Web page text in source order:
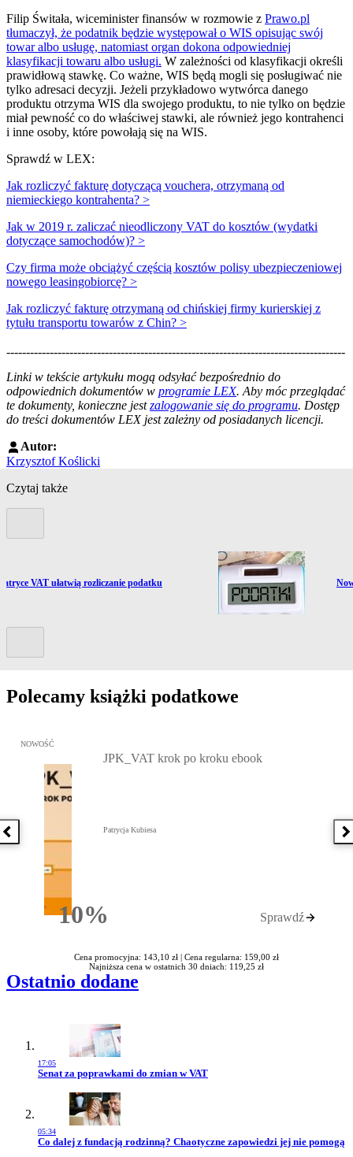
Filip Świtała, wiceminister finansów w rozmowie z Prawo.pl
tłumaczył, że podatnik będzie występował o WIS opisując swój
towar albo usługę, natomiast organ dokona odpowiedniej
klasyfikacji towaru albo usługi. W zależności od klasyfikacji określi
prawidłową stawkę. Co ważne, WIS będą mogli się posługiwać nie
tylko adresaci decyzji. Jeżeli przykładowo wytwórca danego
produktu otrzyma WIS dla swojego produktu, to nie tylko on będzie
miał pewność co do właściwej stawki, ale również jego kontrahenci
i inne osoby, które powołają się na WIS.
Sprawdź w LEX:
Jak rozliczyć fakturę dotyczącą vouchera, otrzymaną od
niemieckiego kontrahenta? >
Jak w 2019 r. zaliczać nieodliczony VAT do kosztów (wydatki
dotyczące samochodów)? >
Czy firma może obciążyć częścią kosztów polisy ubezpieczeniowej
nowego leasingobiorcę? >
Jak rozliczyć fakturę otrzymaną od chińskiej firmy kurierskiej z
tytułu transportu towarów z Chin? >
--------------------------------------------------------------------------------------
Linki w tekście artykułu mogą odsyłać bezpośrednio do
odpowiednich dokumentów w programie LEX. Aby móc przeglądać
te dokumenty, konieczne jestzalogowanie się do programu. Dostęp
do treści dokumentów LEX jest zależny od posiadanych licencji.
Autor:
Krzysztof Koślicki
Czytaj także
do artykułu:
VAT ułatwią rozliczanie podatku
Polecamy książki podatkowe
Poprzednia książka
Przejdź do: JPK_VAT krok po kroku ebook, Patrycja Kubiesa -
NOWOŚĆ
10%Rabatu
JPK_VAT krok po kroku ebook
Patrycja Kubiesa
Sprawdź
Cena promocyjna: 143,10 zł | Cena regularna: 159,00 zł
Najniższa cena w ostatnich 30 dniach: 119,25 zł
Ostatnio dodane
17:05
Przejdź do artykułu:
Senat za poprawkami do zmian w VAT
05:34
Przejdź do artykułu:
Co dalej z fundacją rodzinną? Chaotyczne zapowiedzi jej nie pomogą